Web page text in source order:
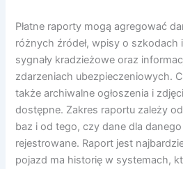
Płatne raporty mogą agregować
różnych źródeł, wpisy o szkodach
sygnały kradzieżowe oraz
zdarzeniach ubezpieczeniowych.
także archiwalne ogłoszenia i
dostępne. Zakres raportu zależy
baz i od tego, czy dane dla
rejestrowane. Raport jest
pojazd ma historię w systemach,